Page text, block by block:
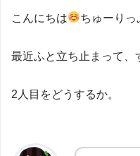
こんにちは ちゅーりっ
最近ふと立ち止まって、
2人目をどうするか。